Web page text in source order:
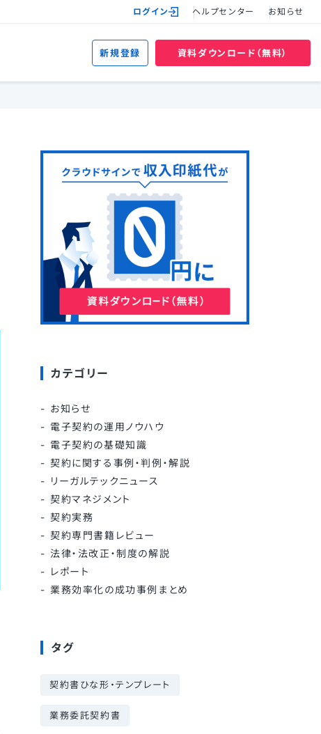
ログイン ヘルプセンター お知らせ
新規登録 資料ダウンロード（無料）
カテゴリー
お知らせ
電子契約の運用ノウハウ
電子契約の基礎知識
契約に関する事例・判例・解説
リーガルテックニュース
契約マネジメント
契約実務
契約専門書籍レビュー
法律・法改正・制度の解説
レポート
業務効率化の成功事例まとめ
タグ
契約書ひな形・テンプレート
業務委託契約書